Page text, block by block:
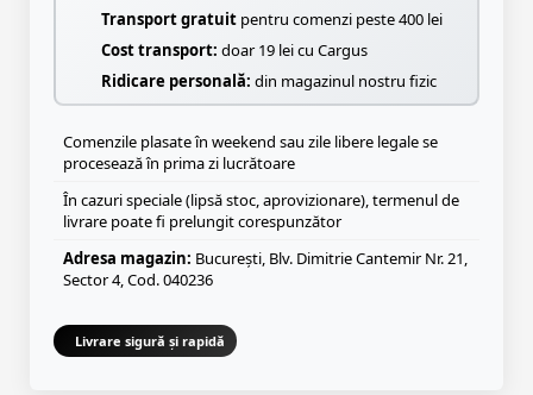
Transport gratuit pentru comenzi peste 400 lei
Cost transport: doar 19 lei cu Cargus
Ridicare personală: din magazinul nostru fizic
Comenzile plasate în weekend sau zile libere legale se
procesează în prima zi lucrătoare
În cazuri speciale (lipsă stoc, aprovizionare), termenul de
livrare poate fi prelungit corespunzător
Adresa magazin: București, Blv. Dimitrie Cantemir Nr. 21,
Sector 4, Cod. 040236
Livrare sigură și rapidă